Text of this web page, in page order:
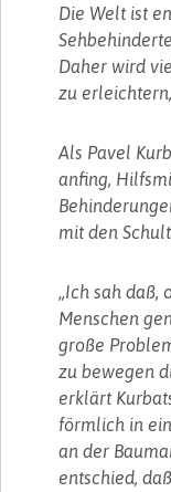
Die Welt ist
Daher wird
zu
Als Pavel
anfing,
mit den
„Ich sah daß,
Menschen
große
zu bewegen
erklärt
förmlich in
an der
entschied,